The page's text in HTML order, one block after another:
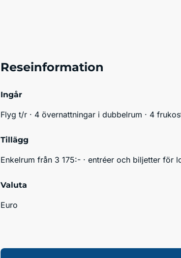
Reseinformation
Ingår
Flyg t/r · 4 övernattningar i dubbelrum · 4
Tillägg
Enkelrum från 3 175:- · entréer och biljetter för
Valuta
Euro